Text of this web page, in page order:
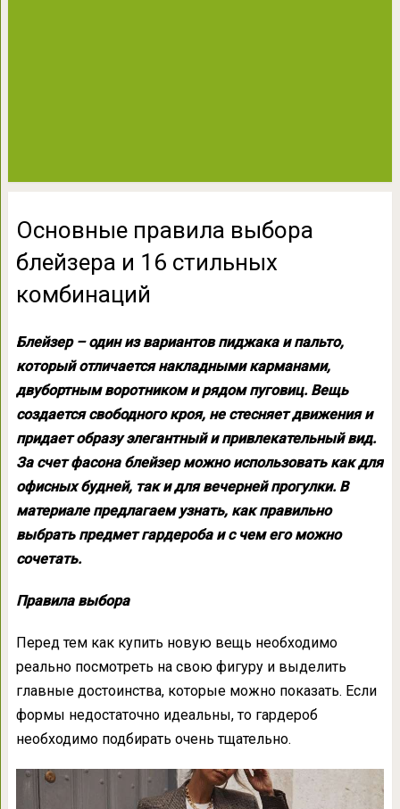
Основные правила выбора
блейзера и 16 стильных
комбинаций
Блейзер – один из вариантов пиджака и пальто,
который отличается накладными карманами,
двубортным воротником и рядом пуговиц. Вещь
создается свободного кроя, не стесняет движения и
придает образу элегантный и привлекательный вид.
За счет фасона блейзер можно использовать как для
офисных будней, так и для вечерней прогулки. В
материале предлагаем узнать, как правильно
выбрать предмет гардероба и с чем его можно
сочетать.
Правила выбора
Перед тем как купить новую вещь необходимо
реально посмотреть на свою фигуру и выделить
главные достоинства, которые можно показать. Если
формы недостаточно идеальны, то гардероб
необходимо подбирать очень тщательно.